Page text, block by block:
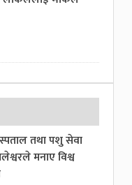
तथा पशु सेवा
मनाए विश्व